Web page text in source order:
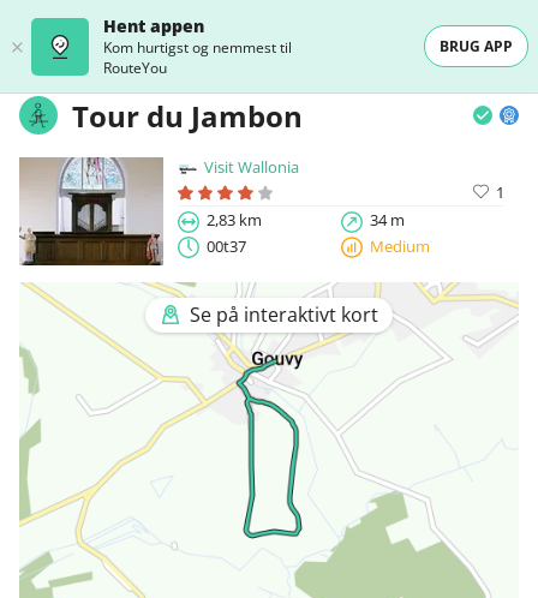
Hent appen
Kom hurtigst og nemmest til
RouteYou
BRUG APP
Tour du Jambon
Visit Wallonia
1
2,83 km
34 m
00t37
Medium
Se på interaktivt kort